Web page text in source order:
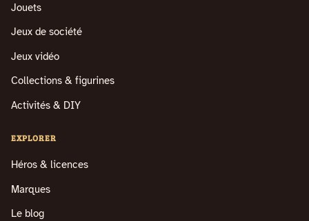
Jouets
Jeux de société
Jeux vidéo
Collections & figurines
Activités & DIY
EXPLORER
Héros & licences
Marques
Le blog